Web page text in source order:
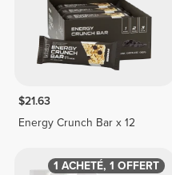
$21.63
Energy Crunch Bar x 12
1 ACHETÉ, 1 OFFERT